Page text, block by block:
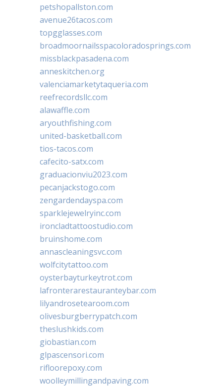
petshopallston.com
avenue26tacos.com
topgglasses.com
broadmoornailsspacoloradosprings.com
missblackpasadena.com
anneskitchen.org
valenciamarketytaqueria.com
reefrecordsllc.com
alawaffle.com
aryouthfishing.com
united-basketball.com
tios-tacos.com
cafecito-satx.com
graduacionviu2023.com
pecanjackstogo.com
zengardendayspa.com
sparklejewelryinc.com
ironcladtattoostudio.com
bruinshome.com
annascleaningsvc.com
wolfcitytattoo.com
oysterbayturkeytrot.com
lafronterarestauranteybar.com
lilyandrosetearoom.com
olivesburgberrypatch.com
theslushkids.com
giobastian.com
glpascensori.com
rifloorepoxy.com
woolleymillingandpaving.com